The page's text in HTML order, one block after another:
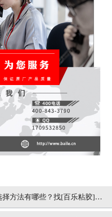
择方法有哪些？找[百乐粘胶]信